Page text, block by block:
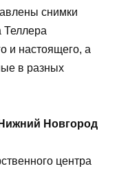
снимки
Теллера
и настоящего, а
в разных
Новгород
центра